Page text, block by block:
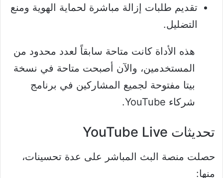
تقديم طلبات إزالة مباشرة لحماية الهوية ومنع
التضليل.
هذه الأداة كانت متاحة سابقاً لعدد محدود من
المستخدمين، والآن أصبحت متاحة في نسخة
بيتا مفتوحة لجميع المشاركين في برنامج
شركاء YouTube.
تحديثات YouTube Live
حصلت منصة البث المباشر على عدة تحسينات،
منها: